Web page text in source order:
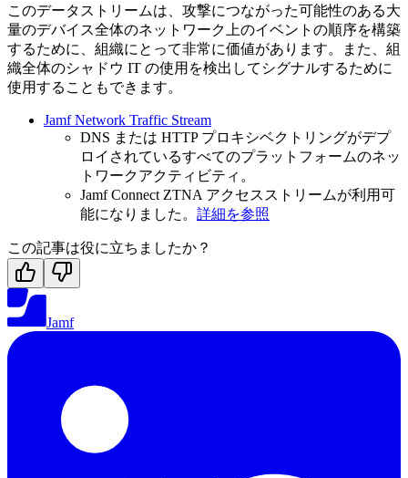
このデータストリームは、攻撃につながった可能性のある大
量のデバイス全体のネットワーク上のイベントの順序を構築
するために、組織にとって非常に価値があります。また、組
織全体のシャドウ IT の使用を検出してシグナルするために
使用することもできます。
Jamf Network Traffic Stream
DNS または HTTP プロキシベクトリングがデプ
ロイされているすべてのプラットフォームのネッ
トワークアクティビティ。
Jamf Connect ZTNA アクセスストリームが利用可
能になりました。 詳細を参照
この記事は役に立ちましたか？
Jamf